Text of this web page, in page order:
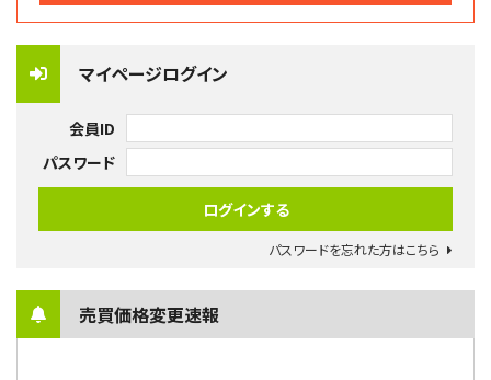
マイページログイン
会員ID
パスワード
パスワードを忘れた方はこちら
売買価格変更速報